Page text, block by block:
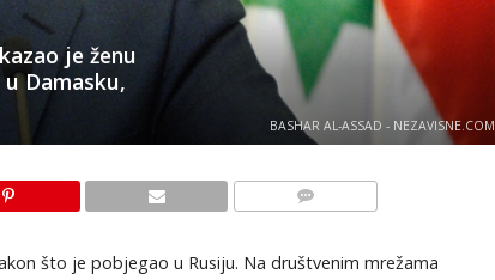
je ženu
Damasku,
BASHAR AL-ASSAD - NEZAVISNE.COM
što je pobjegao u Rusiju. Na društvenim mrežama